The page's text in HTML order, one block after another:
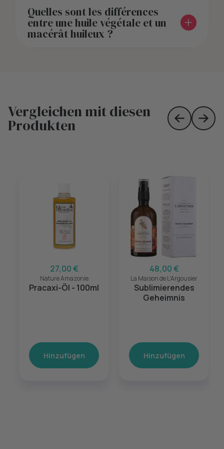
Quelles sont les différences
entre une huile végétale et un
macérât huileux ?
Vergleichen mit diesen
Produkten Skip toSkip
27,00 €
Nature Amazonie
Pracaxi-Öl - 100ml
Hinzufügen
48,00 €
La Maison de L'Argousier
Sublimierendes
Geheimnis
Hinzufügen